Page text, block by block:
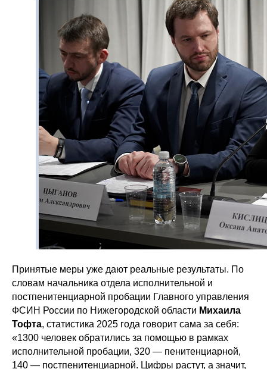
Принятые меры уже дают реальные результаты. По
словам начальника отдела исполнительной и
постпенитенциарной пробации Главного управления
ФСИН России по Нижегородской области Михаила
Тофта, статистика 2025 года говорит сама за себя:
«1300 человек обратились за помощью в рамках
исполнительной пробации, 320 — пенитенциарной,
140 — постпенитенциарной. Цифры растут, а значит,